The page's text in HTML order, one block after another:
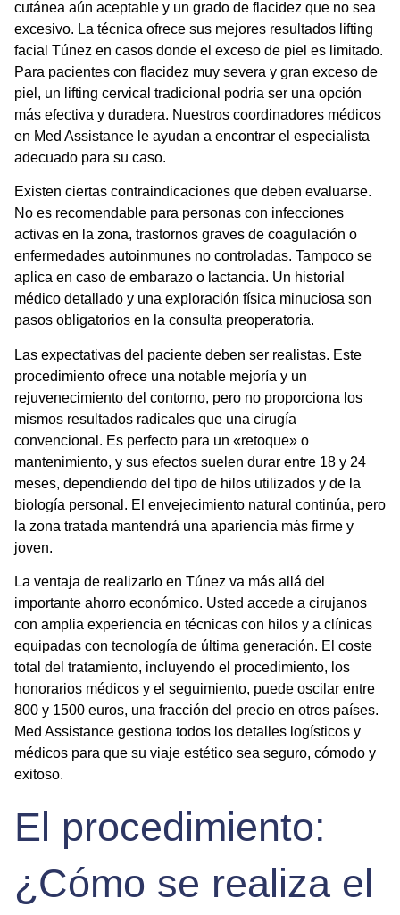
cutánea aún aceptable y un grado de flacidez que no sea
excesivo. La técnica ofrece sus mejores resultados lifting
facial Túnez en casos donde el exceso de piel es limitado.
Para pacientes con flacidez muy severa y gran exceso de
piel, un lifting cervical tradicional podría ser una opción
más efectiva y duradera. Nuestros coordinadores médicos
en Med Assistance le ayudan a encontrar el especialista
adecuado para su caso.
Existen ciertas contraindicaciones que deben evaluarse.
No es recomendable para personas con infecciones
activas en la zona, trastornos graves de coagulación o
enfermedades autoinmunes no controladas. Tampoco se
aplica en caso de embarazo o lactancia. Un historial
médico detallado y una exploración física minuciosa son
pasos obligatorios en la consulta preoperatoria.
Las expectativas del paciente deben ser realistas. Este
procedimiento ofrece una notable mejoría y un
rejuvenecimiento del contorno, pero no proporciona los
mismos resultados radicales que una cirugía
convencional. Es perfecto para un «retoque» o
mantenimiento, y sus efectos suelen durar entre 18 y 24
meses, dependiendo del tipo de hilos utilizados y de la
biología personal. El envejecimiento natural continúa, pero
la zona tratada mantendrá una apariencia más firme y
joven.
La ventaja de realizarlo en Túnez va más allá del
importante ahorro económico. Usted accede a cirujanos
con amplia experiencia en técnicas con hilos y a clínicas
equipadas con tecnología de última generación. El coste
total del tratamiento, incluyendo el procedimiento, los
honorarios médicos y el seguimiento, puede oscilar entre
800 y 1500 euros, una fracción del precio en otros países.
Med Assistance gestiona todos los detalles logísticos y
médicos para que su viaje estético sea seguro, cómodo y
exitoso.
El procedimiento:
¿Cómo se realiza el